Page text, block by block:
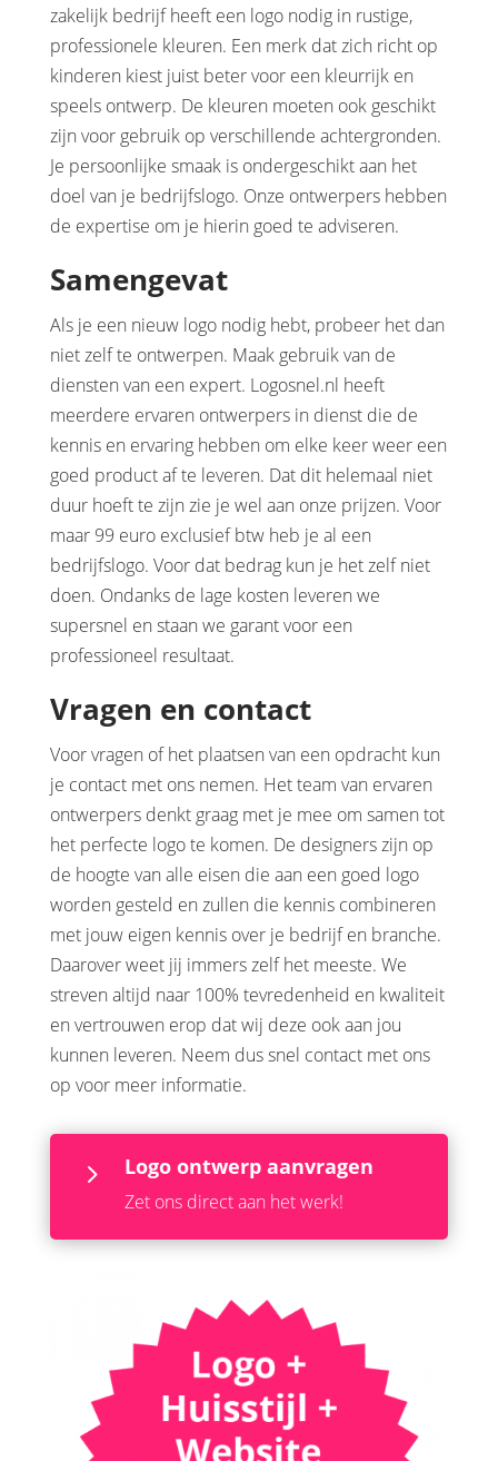
zakelijk bedrijf heeft een logo nodig in rustige,
professionele kleuren. Een merk dat zich richt op
kinderen kiest juist beter voor een kleurrijk en
speels ontwerp. De kleuren moeten ook geschikt
zijn voor gebruik op verschillende achtergronden.
Je persoonlijke smaak is ondergeschikt aan het
doel van je bedrijfslogo. Onze ontwerpers hebben
de expertise om je hierin goed te adviseren.
Samengevat
Als je een nieuw logo nodig hebt, probeer het dan
niet zelf te ontwerpen. Maak gebruik van de
diensten van een expert. Logosnel.nl heeft
meerdere ervaren ontwerpers in dienst die de
kennis en ervaring hebben om elke keer weer een
goed product af te leveren. Dat dit helemaal niet
duur hoeft te zijn zie je wel aan onze prijzen. Voor
maar 99 euro exclusief btw heb je al een
bedrijfslogo. Voor dat bedrag kun je het zelf niet
doen. Ondanks de lage kosten leveren we
supersnel en staan we garant voor een
professioneel resultaat.
Vragen en contact
Voor vragen of het plaatsen van een opdracht kun
je contact met ons nemen. Het team van ervaren
ontwerpers denkt graag met je mee om samen tot
het perfecte logo te komen. De designers zijn op
de hoogte van alle eisen die aan een goed logo
worden gesteld en zullen die kennis combineren
met jouw eigen kennis over je bedrijf en branche.
Daarover weet jij immers zelf het meeste. We
streven altijd naar 100% tevredenheid en kwaliteit
en vertrouwen erop dat wij deze ook aan jou
kunnen leveren. Neem dus snel contact met ons
op voor meer informatie.
5 Logo ontwerp aanvragen
Zet ons direct aan het werk!